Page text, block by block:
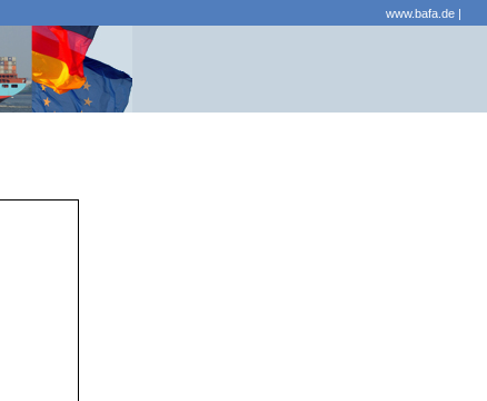
www.bafa.de |